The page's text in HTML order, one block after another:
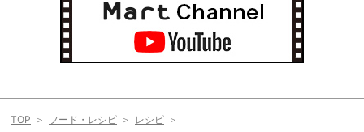
TOP フード・レシピ
レシピ